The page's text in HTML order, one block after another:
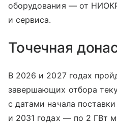
оборудования — от
и сервиса.
Точечная
В 2026 и 2027 годах
завершающих отбора
с датами начала
и 2031 годах — по 2 ГВт